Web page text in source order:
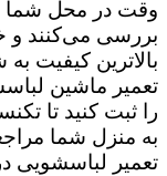
وقت در محل شما
بررسی می‌کنند و
بالاترین کیفیت
تعمیر ماشین
را ثبت کنید تا
به منزل شما
تعمیر لباسشویی